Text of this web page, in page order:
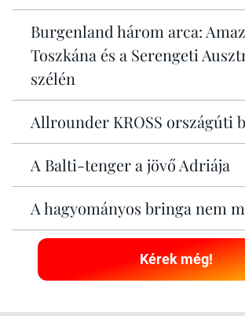
Burgenland három arca:
Toszkána és a Serengeti
szélén
Allrounder KROSS országúti
A Balti-tenger a jövő Adriája
A hagyományos bringa nem
Kérek még!